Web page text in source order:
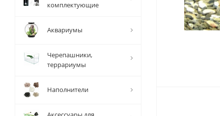
комплектующие
Аквариумы
Черепашники,
террариумы
Наполнители